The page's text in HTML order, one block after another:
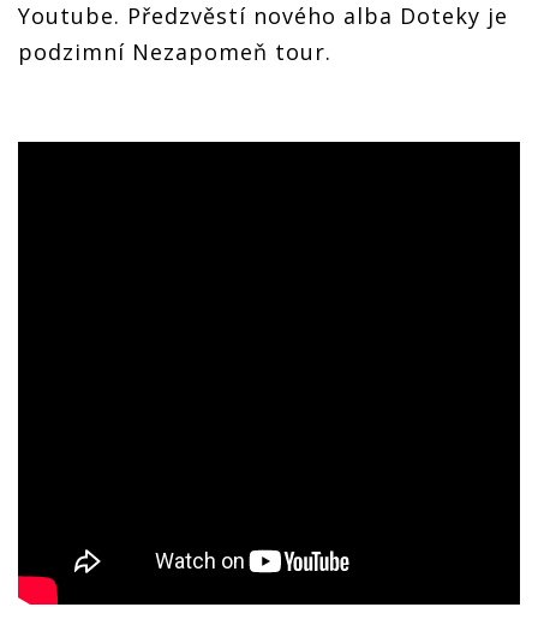
Youtube. Předzvěstí nového alba Doteky je
podzimní Nezapomeň tour.